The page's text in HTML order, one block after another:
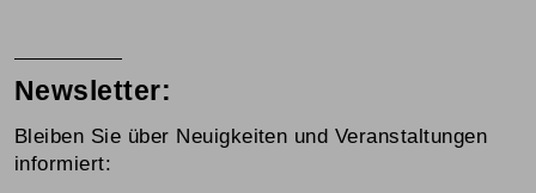
Newsletter:
Bleiben Sie über Neuigkeiten und Veranstaltungen
informiert: